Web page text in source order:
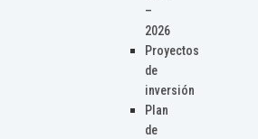
–
2026
Proyectos
de
inversión
Plan
de